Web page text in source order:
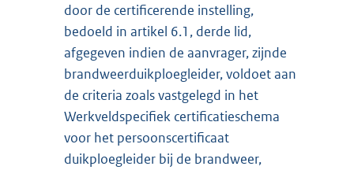
door de certificerende instelling,
bedoeld in artikel 6.1, derde lid,
afgegeven indien de aanvrager, zijnde
brandweerduikploegleider, voldoet aan
de criteria zoals vastgelegd in het
Werkveldspecifiek certificatieschema
voor het persoonscertificaat
duikploegleider bij de brandweer,